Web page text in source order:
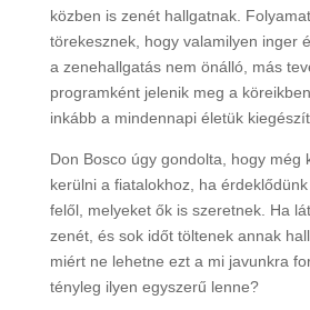
közben is zenét hallgatnak.
törekesznek, hogy valamilyen inger
a zenehallgatás nem önálló, más
programként jelenik meg a
inkább a mindennapi életük
Don Bosco úgy gondolta, hogy még
kerülni a fiatalokhoz, ha
felől, melyeket ők is szeretnek. Ha
zenét, és sok időt töltenek annak
miért ne lehetne ezt a mi javunkra
tényleg ilyen egyszerű lenne?